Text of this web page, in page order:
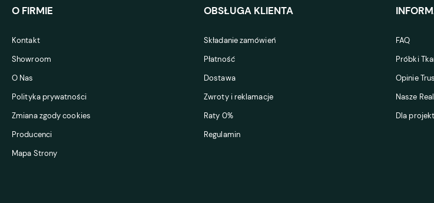
O FIRMIE
Kontakt
Showroom
O Nas
Polityka prywatności
Zmiana zgody cookies
Producenci
Mapa Strony
OBSŁUGA KLIENTA
Składanie zamówień
Płatność
Dostawa
Zwroty i reklamacje
Raty 0%
Regulamin
FAQ
Próbki
Opinie
Nasze
Dla